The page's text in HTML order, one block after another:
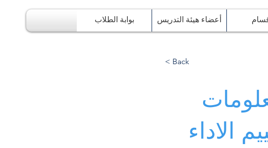
بوابة الطلاب أعضاء هيئة التدريس
< Back
الاداء